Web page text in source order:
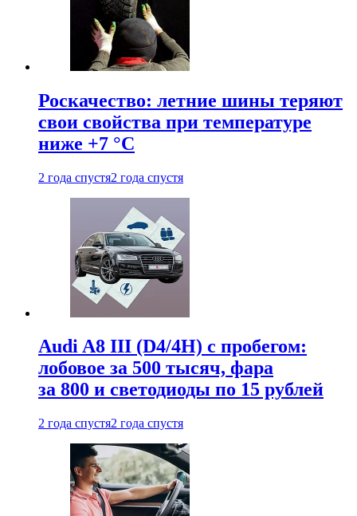
Роскачество: летние шины теряют
свои свойства при температуре
ниже +7 °C
2 года спустя2 года спустя
Audi A8 III (D4/4H) c пробегом:
лобовое за 500 тысяч, фара
за 800 и светодиоды по 15 рублей
2 года спустя2 года спустя